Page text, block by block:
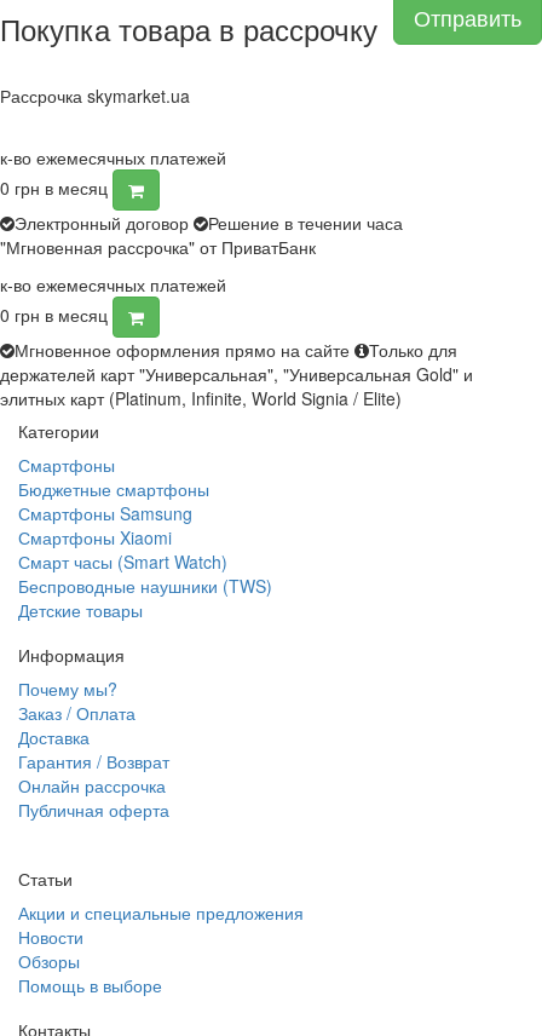
Отправить
Покупка товара в рассрочку
Рассрочка skymarket.ua
к-во ежемесячных платежей
0 грн в месяц
Электронный договор
Решение в течении часа
"Мгновенная рассрочка" от ПриватБанк
к-во ежемесячных платежей
0 грн в месяц
Мгновенное оформления прямо на сайте
Только для
держателей карт "Универсальная", "Универсальная Gold" и
элитных карт (Platinum, Infinite, World Signia / Elite)
Категории
Смартфоны
Бюджетные смартфоны
Смартфоны Samsung
Смартфоны Xiaomi
Смарт часы (Smart Watch)
Беспроводные наушники (TWS)
Детские товары
Информация
Почему мы?
Заказ / Оплата
Доставка
Гарантия / Возврат
Онлайн рассрочка
Публичная оферта
Статьи
Акции и специальные предложения
Новости
Обзоры
Помощь в выборе
Контакты